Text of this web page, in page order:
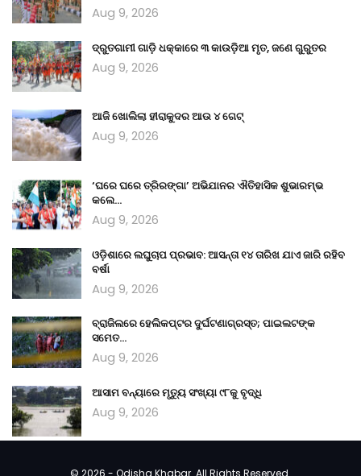
Aug 9, 2026
ଦ୍ରୁତଗାମୀ ଗାଡ଼ି ଧକ୍କାରେ ୩ କାଉଡ଼ିଆ ମୃତ, ଜଣେ ଗୁରୁତର
Aug 9, 2026
ଆଜି ଖୋଲିଲା ହୀରାକୁଦର ଆଉ ୪ ଗେଟ୍
Aug 9, 2026
‘ଘରେ ଘରେ ତ୍ରିରଙ୍ଗା’ ଅଭିଯାନର ଐତିହାସିକ ଶୁଭାରମ୍ଭ
କଲେ…
Aug 9, 2026
ଓଡ଼ିଶାରେ ଲଘୁଚାପ ପ୍ରଭାବ: ଆସନ୍ତା ୧୪ ତାରିଖ ଯାଏ ଜାରି ରହିବ
ବର୍ଷା
Aug 9, 2026
ବ୍ରାଜିଲରେ ହେଲିକପ୍ଟର ଦୁର୍ଘଟଣାଗ୍ରସ୍ତ; ପାଇଲଟଙ୍କ
ସମେତ…
Aug 9, 2026
ଆସାମ ବନ୍ୟାରେ ମୃତ୍ୟୁ ସଂଖ୍ୟା ୯୮କୁ ବୃଦ୍ଧି
Aug 9, 2026